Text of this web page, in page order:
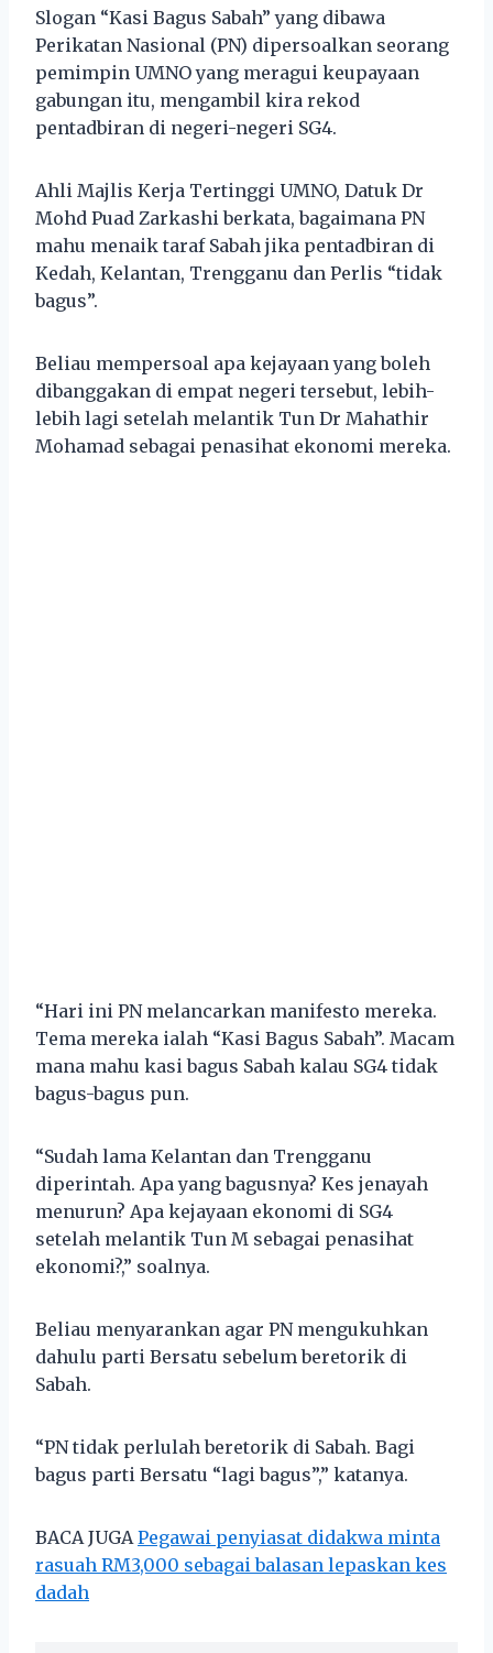
Slogan “Kasi Bagus Sabah” yang dibawa
Perikatan Nasional (PN) dipersoalkan seorang
pemimpin UMNO yang meragui keupayaan
gabungan itu, mengambil kira rekod
pentadbiran di negeri-negeri SG4.
Ahli Majlis Kerja Tertinggi UMNO, Datuk Dr
Mohd Puad Zarkashi berkata, bagaimana PN
mahu menaik taraf Sabah jika pentadbiran di
Kedah, Kelantan, Trengganu dan Perlis “tidak
bagus”.
Beliau mempersoal apa kejayaan yang boleh
dibanggakan di empat negeri tersebut, lebih-
lebih lagi setelah melantik Tun Dr Mahathir
Mohamad sebagai penasihat ekonomi mereka.
“Hari ini PN melancarkan manifesto mereka.
Tema mereka ialah “Kasi Bagus Sabah”. Macam
mana mahu kasi bagus Sabah kalau SG4 tidak
bagus-bagus pun.
“Sudah lama Kelantan dan Trengganu
diperintah. Apa yang bagusnya? Kes jenayah
menurun? Apa kejayaan ekonomi di SG4
setelah melantik Tun M sebagai penasihat
ekonomi?,” soalnya.
Beliau menyarankan agar PN mengukuhkan
dahulu parti Bersatu sebelum beretorik di
Sabah.
“PN tidak perlulah beretorik di Sabah. Bagi
bagus parti Bersatu “lagi bagus”,” katanya.
BACA JUGA Pegawai penyiasat didakwa minta
rasuah RM3,000 sebagai balasan lepaskan kes
dadah